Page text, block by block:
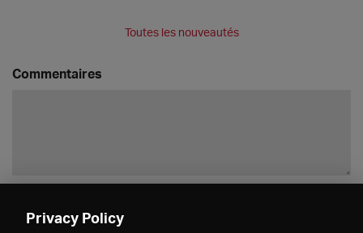
Toutes les nouveautés
Commentaires
Privacy Policy